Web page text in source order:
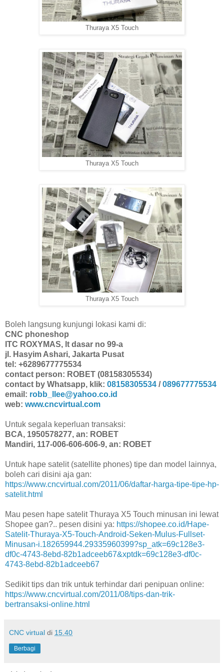
Thuraya X5 Touch
Thuraya X5 Touch
Thuraya X5 Touch
Boleh langsung kunjungi lokasi kami di:
CNC phoneshop
ITC ROXYMAS, lt dasar no 99-a
jl. Hasyim Ashari, Jakarta Pusat
tel: +6289677775534
contact person: ROBET (08158305534)
contact by Whatsapp, klik: 08158305534 /089677775534
email: robb_llee@yahoo.co.id
web: www.cncvirtual.com
Untuk segala keperluan transaksi:
BCA, 1950578277, an: ROBET
Mandiri, 117-006-606-606-9, an: ROBET
Untuk hape satelit (satellite phones) tipe dan model lainnya,
boleh cari disini aja gan:
https://www.cncvirtual.com/2011/06/daftar-harga-tipe-tipe-hp-
satelit.html
Mau pesen hape satelit Thuraya X5 Touch minusan ini lewat
Shopee gan?.. pesen disini ya: https://shopee.co.id/Hape-
Satelit-Thuraya-X5-Touch-Android-Seken-Mulus-Fullset-
Minusan-i.182659944.29335960399?sp_atk=69c128e3-
df0c-4743-8ebd-82b1adceeb67&xptdk=69c128e3-df0c-
4743-8ebd-82b1adceeb67
Sedikit tips dan trik untuk terhindar dari penipuan online:
https://www.cncvirtual.com/2011/08/tips-dan-trik-
bertransaksi-online.html
CNC virtual di 15.40
Berbagi